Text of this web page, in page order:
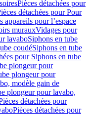
Pièces détachées pour
détachées pour Pour
appareils pour l’espace
murauxVidages pour
lavaboSiphons en tube
coudéSiphons en tube
pour Siphons en tube
plongeur pour
plongeur pour
modèle gain de
plongeur pour lavabo,
détachées pour
Pièces détachées pour